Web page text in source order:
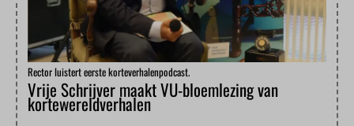
Rector luistert eerste korteverhalenpodcast.
Vrije Schrijver maakt VU-bloemlezing van
kortewereldverhalen